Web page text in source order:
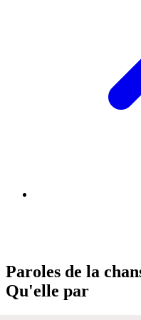
Paroles de la
Qu'elle par